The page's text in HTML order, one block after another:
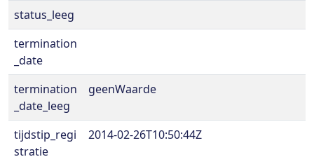
status_leeg
termination
_date
termination
_date_leeg
geenWaarde
tijdstip_regi
stratie
2014-02-26T10:50:44Z